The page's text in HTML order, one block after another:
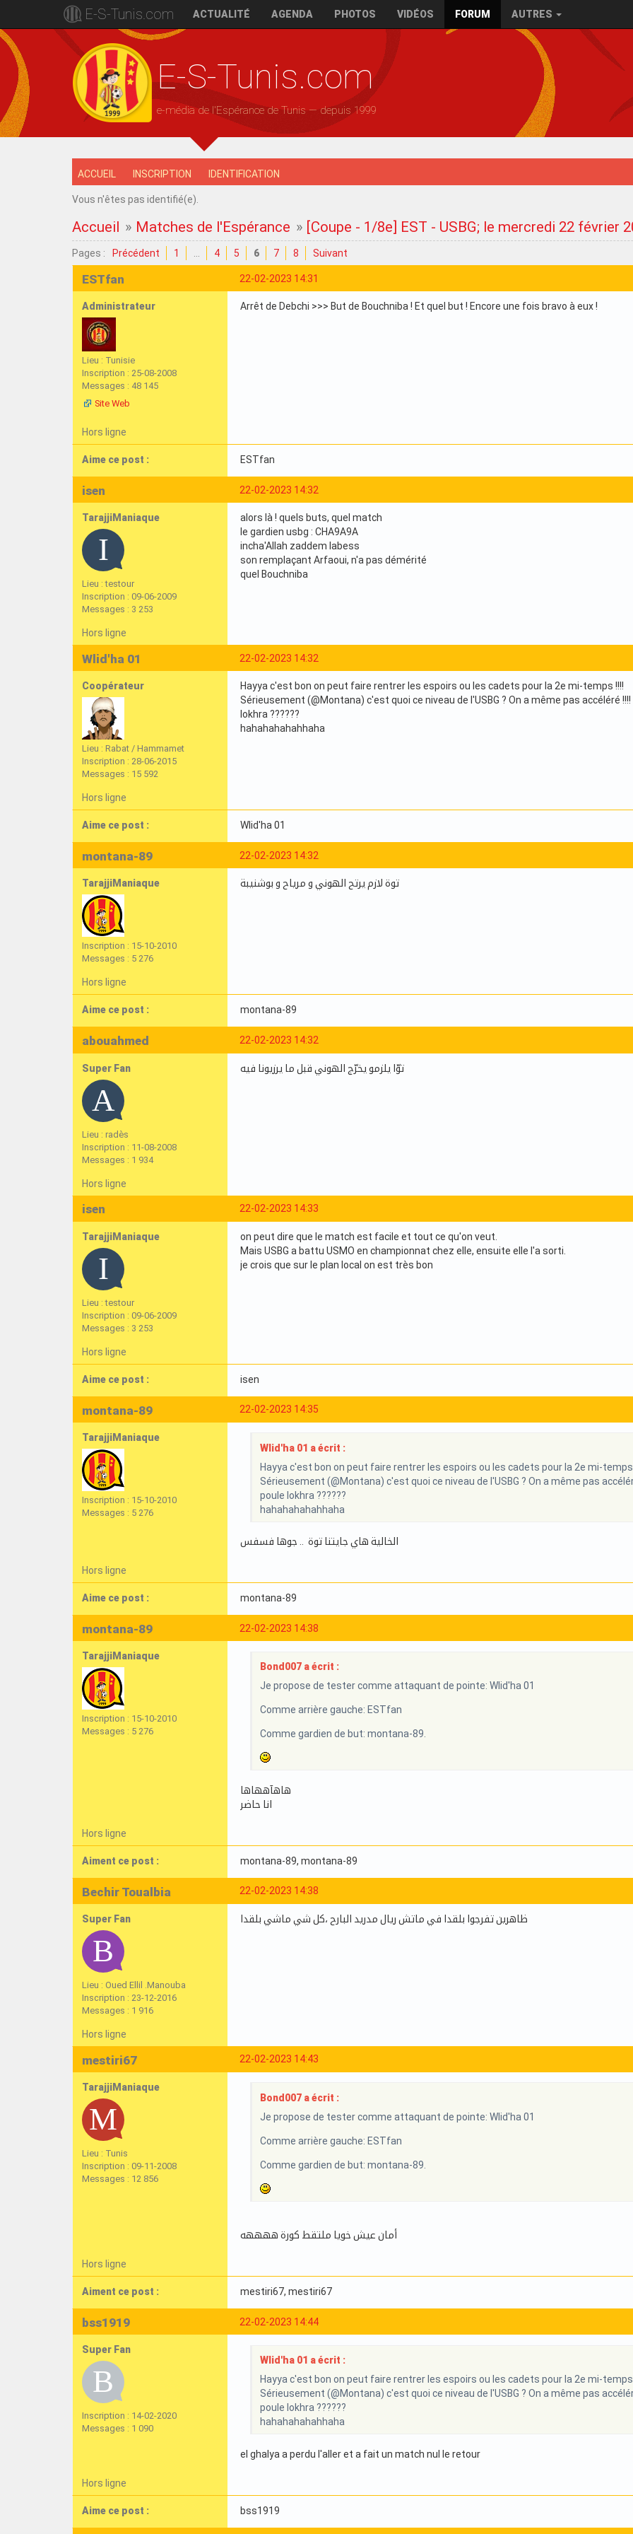
E-S-Tunis.com ACTUALITÉ AGENDA PHOTOS VIDÉOS FORUM AUTRES
E-S-Tunis.com
e-média de l'Espérance de Tunis — depuis 1999
ACCUEIL INSCRIPTION IDENTIFICATION
Vous n'êtes pas identifié(e).
Accueil » Matches de l'Espérance » [Coupe - 1/8e] EST - USBG; le mercredi 22 février
Pages : Précédent 1 4 5 6 7 8 Suivant
22-02-2023 14:31
ESTfan
Administrateur
Lieu : Tunisie
Inscription : 25-08-2008
Messages : 48 145
Site Web
Arrêt de Debchi >>> But de Bouchniba ! Et quel but ! Encore une fois bravo à eux !
Hors ligne
Aime ce post : ESTfan
22-02-2023 14:32
isen
TarajjiManiaque
Lieu : testour
Inscription : 09-06-2009
Messages : 3 253
alors là ! quels buts, quel match
le gardien usbg : CHA9A9A
incha'Allah zaddem labess
son remplaçant Arfaoui, n'a pas démérité
quel Bouchniba
Hors ligne
22-02-2023 14:32
Wlid'ha 01
Coopérateur
Lieu : Rabat / Hammamet
Inscription : 28-06-2015
Messages : 15 592
Hayya c'est bon on peut faire rentrer les espoirs ou les cadets pour la 2e mi-temps !!!!
Sérieusement (@Montana) c'est quoi ce niveau de l'USBG ? On a même pas accéléré
lokhra ??????
hahahahahahhaha
Hors ligne
Aime ce post : Wlid'ha 01
22-02-2023 14:32
montana-89
TarajjiManiaque
Inscription : 15-10-2010
Messages : 5 276
توة لازم يرتح الهوني و مرياح و بوشنيبة
Hors ligne
Aime ce post : montana-89
22-02-2023 14:32
abouahmed
Super Fan
Lieu : radès
Inscription : 11-08-2008
Messages : 1 934
توّا يلزمو يخرّج الهوني قبل ما يرزيونا فيه
Hors ligne
22-02-2023 14:33
isen
TarajjiManiaque
Lieu : testour
Inscription : 09-06-2009
Messages : 3 253
on peut dire que le match est facile et tout ce qu'on veut.
Mais USBG a battu USMO en championnat chez elle, ensuite elle l'a sorti.
je crois que sur le plan local on est très bon
Hors ligne
Aime ce post : isen
22-02-2023 14:35
montana-89
TarajjiManiaque
Inscription : 15-10-2010
Messages : 5 276
Wlid'ha 01 a écrit :
Hayya c'est bon on peut faire rentrer les espoirs ou les cadets pour la 2e mi-temps
Sérieusement (@Montana) c'est quoi ce niveau de l'USBG ? On a même pas
poule lokhra ??????
hahahahahahhaha
الخالية هاي جايتنا توة .. جوها فسفس
Hors ligne
Aime ce post : montana-89
22-02-2023 14:38
montana-89
TarajjiManiaque
Inscription : 15-10-2010
Messages : 5 276
Bond007 a écrit :
Je propose de tester comme attaquant de pointe: Wlid'ha 01
Comme arrière gauche: ESTfan
Comme gardien de but: montana-89.
هاهآههاها
انا حاضر
Hors ligne
Aiment ce post : montana-89, montana-89
22-02-2023 14:38
Bechir Toualbia
Super Fan
Lieu : Oued Ellil .Manouba
Inscription : 23-12-2016
Messages : 1 916
ظاهرين تفرجوا بلقدا في ماتش ريال مدريد البارح ،كل شي ماشي بلقدا
Hors ligne
22-02-2023 14:43
mestiri67
TarajjiManiaque
Lieu : Tunis
Inscription : 09-11-2008
Messages : 12 856
Bond007 a écrit :
Je propose de tester comme attaquant de pointe: Wlid'ha 01
Comme arrière gauche: ESTfan
Comme gardien de but: montana-89.
أمان عيش خويا ملتقط كورة ههههه
Hors ligne
Aiment ce post : mestiri67, mestiri67
22-02-2023 14:44
bss1919
Super Fan
Inscription : 14-02-2020
Messages : 1 090
Wlid'ha 01 a écrit :
Hayya c'est bon on peut faire rentrer les espoirs ou les cadets pour la 2e mi-temps
Sérieusement (@Montana) c'est quoi ce niveau de l'USBG ? On a même pas
poule lokhra ??????
hahahahahahhaha
el ghalya a perdu l'aller et a fait un match nul le retour
Hors ligne
Aime ce post : bss1919